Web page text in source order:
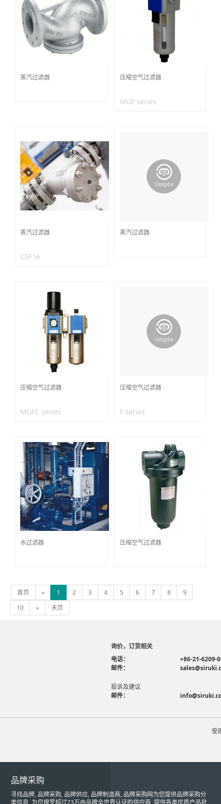
蒸汽过滤器 压缩空气过滤器
MGF series
蒸汽过滤器
CSF16
蒸汽过滤器
压缩空气过滤器
MGFC series
压缩空气过滤器
F series
水过滤器 压缩空气过滤器
首页 « 1 2 3 4 5 6 7 8
9
10
» 末页
询价，订货相关
电话：
+86-21-6209-
邮件：
投诉及建议
邮件：
受
品牌采购
寻找品牌, 品牌采购, 品牌供应, 品牌制造商, 品牌采购网为您提供品牌采购分